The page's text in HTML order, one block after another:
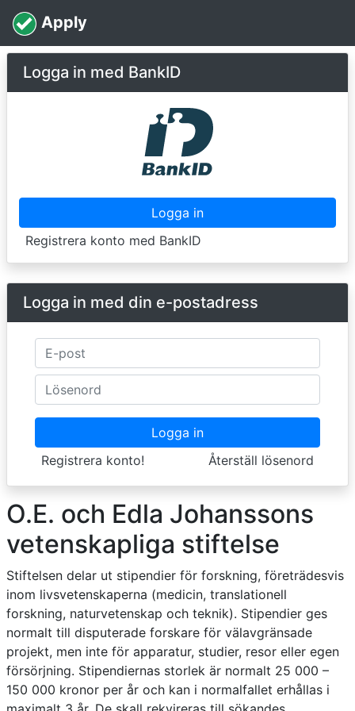
Apply
O.E. och Edla Johanssons
vetenskapliga stiftelse
Stiftelsen delar ut stipendier för forskning, företrädesvis
inom livsvetenskaperna (medicin, translationell
forskning, naturvetenskap och teknik). Stipendier ges
normalt till disputerade forskare för välavgränsade
projekt, men inte för apparatur, studier, resor eller egen
försörjning. Stipendiernas storlek är normalt 25 000 –
150 000 kronor per år och kan i normalfallet erhållas i
Logga in med BankID
Logga in
Registrera konto med BankID
Logga in med din e-postadress
Logga in
Registrera konto!
Återställ lösenord